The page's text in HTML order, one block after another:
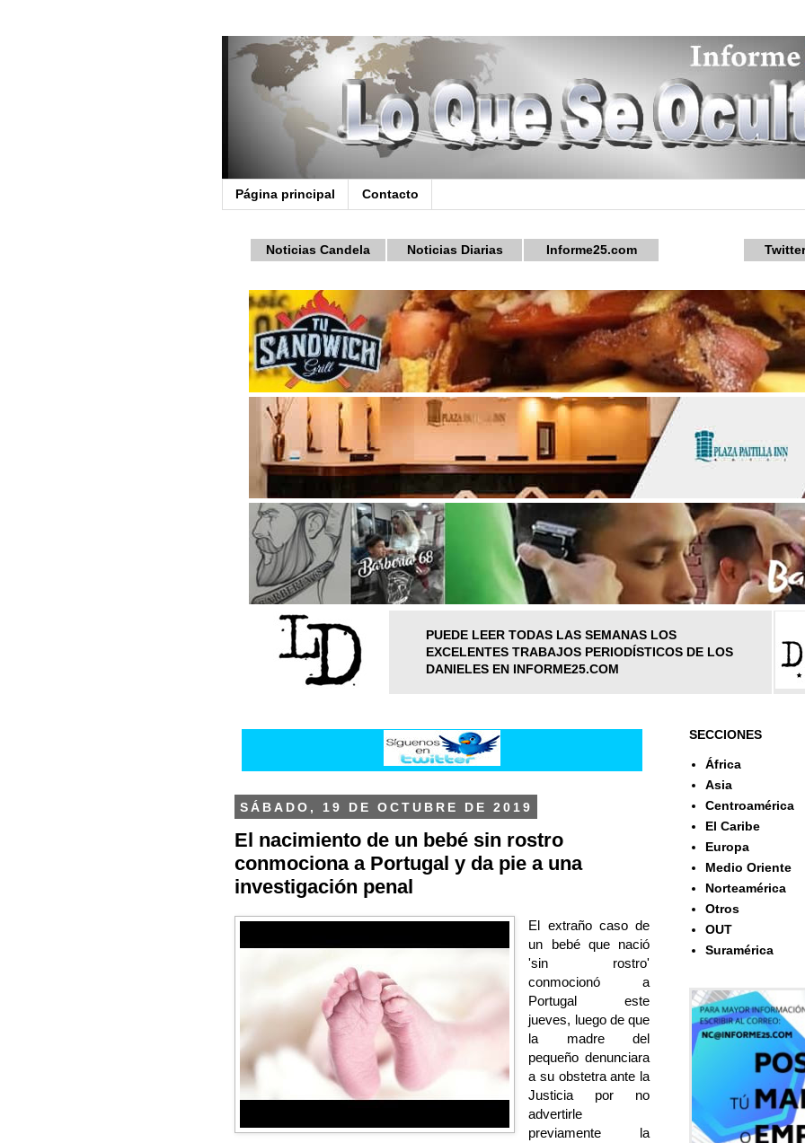
Página principal Contacto
Noticias Candela Noticias Diarias Informe25.com
PUEDE LEER TODAS LAS SEMANAS LOS
EXCELENTES TRABAJOS PERIODÍSTICOS DE LOS
DANIELES EN INFORME25.COM
SÁBADO, 19 DE OCTUBRE DE 2019
El nacimiento de un bebé sin rostro
conmociona a Portugal y da pie a una
investigación penal
El extraño caso de
un bebé que nació
'sin rostro'
conmocionó a
Portugal este
jueves, luego de que
la madre del
pequeño denunciara
a su obstetra ante la
Justicia por no
advertirle
previamente la
SECCIONES
África
Asia
Centroamérica
El Caribe
Europa
Medio Oriente
Norteamérica
Otros
OUT
Suramérica